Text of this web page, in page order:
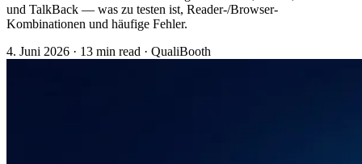
und TalkBack — was zu testen ist, Reader-/Browser-
Kombinationen und häufige Fehler.
4. Juni 2026 · 13 min read · QualiBooth